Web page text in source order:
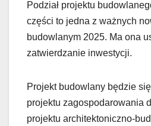
Podział projektu
części to jedna z ważnych
budowlanym 2025. Ma ona
zatwierdzanie inwestycji.
Projekt budowlany będzie się
projektu zagospodarowania
projektu architektoniczno-